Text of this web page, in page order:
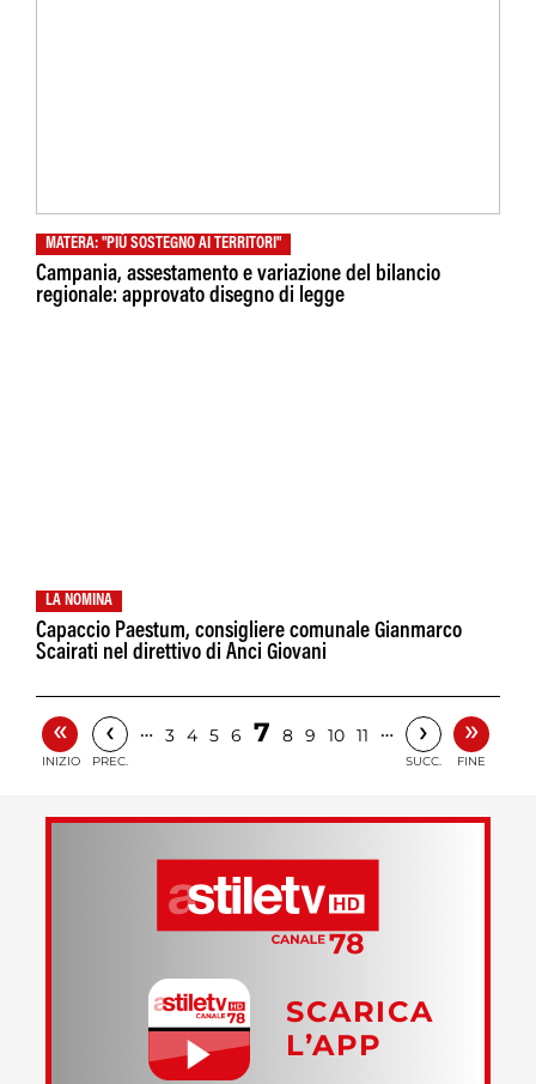
MATERA: "PIÙ SOSTEGNO AI TERRITORI"
Campania, assestamento e variazione del bilancio
regionale: approvato disegno di legge
LA NOMINA
Capaccio Paestum, consigliere comunale Gianmarco
Scairati nel direttivo di Anci Giovani
«
INIZIO
‹
PREC.
… 3 4 5 6 7 8 9 10 11 … ›
SUCC.
»
FINE
SCARICA
L’APP